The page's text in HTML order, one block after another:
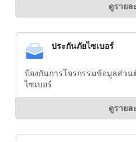
ดูรายล
ประกันภัยไซเบอร์
ป้องกันการโจรกรรมข้อมูลส่ว
ไซเบอร์
ดูรายล